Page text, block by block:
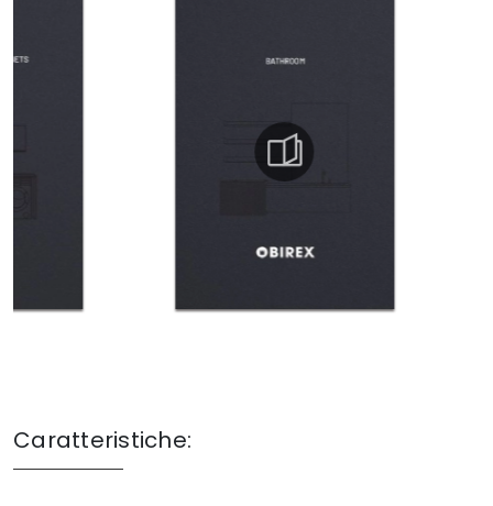
Caratteristiche: